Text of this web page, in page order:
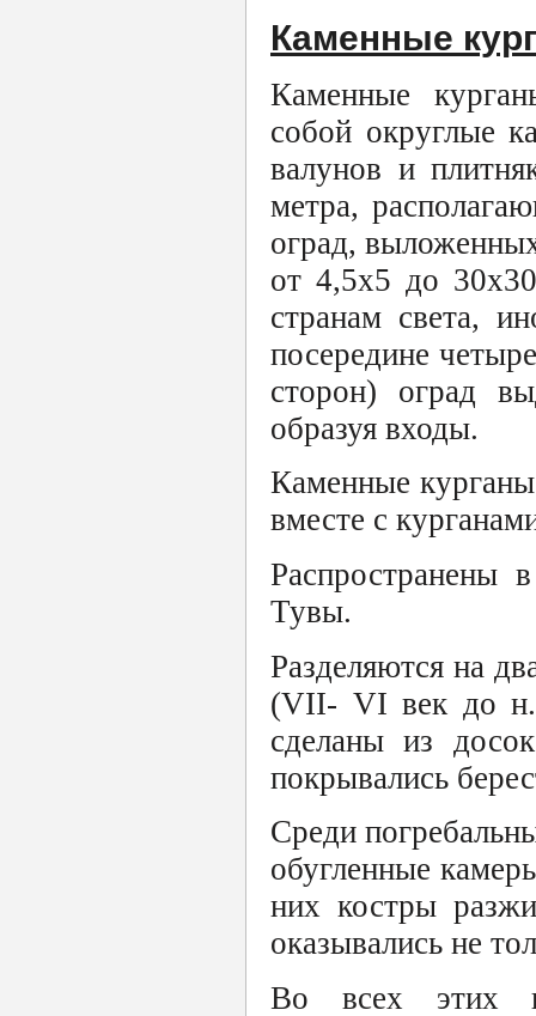
Каменные
Каменные
собой округлые
валунов и
метра,
оград,
от 4,5х5 до
странам света,
посередине
сторон) оград
образуя входы.
Каменные курганы
вместе с
Распространены
Тувы.
Разделяются на
(VII- VI век до
сделаны из
покрывались
Среди
обугленные
них костры
оказывались не
Во всех этих